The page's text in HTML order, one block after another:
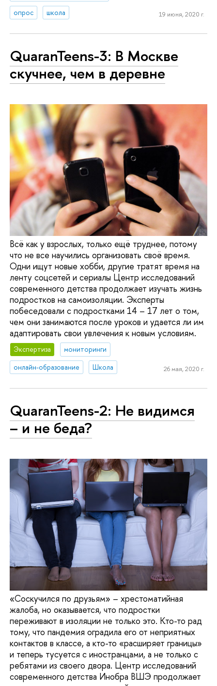
опрос
школа 19 июня, 2020 г.
QuaranTeens-3: В Москве
скучнее, чем в деревне
Всё как у взрослых, только ещё труднее, потому
что не все научились организовать своё время.
Одни ищут новые хобби, другие тратят время на
ленту соцсетей и сериалы Центр исследований
современного детства продолжает изучать жизнь
подростков на самоизоляции. Эксперты
побеседовали с подростками 14 – 17 лет о том,
чем они занимаются после уроков и удается ли им
адаптировать свои увлечения к новым условиям.
Экспертиза
мониторинги
онлайн-образование
Школа 26 мая, 2020 г.
QuaranTeens-2: Не видимся
– и не беда?
«Соскучился по друзьям» – хрестоматийная
жалоба, но оказывается, что подростки
переживают в изоляции не только это. Кто-то рад
тому, что пандемия оградила его от неприятных
контактов в классе, а кто-то «расширяет границы»
и теперь тусуется с иностранцами, а не только с
ребятами из своего двора. Центр исследований
современного детства Инобра ВШЭ продолжает